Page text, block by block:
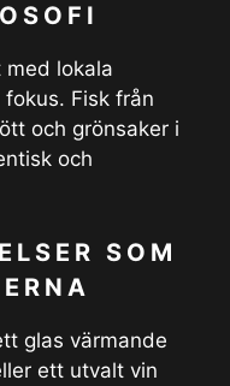
lokala
Fisk från
och grönsaker i
och
SOM
glas värmande
ett utvalt vin